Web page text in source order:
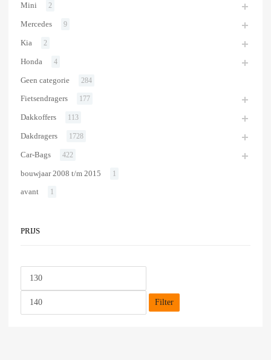
Mini 2
Mercedes 9
Kia 2
Honda 4
Geen categorie 284
Fietsendragers 177
Dakkoffers 113
Dakdragers 1728
Car-Bags 422
bouwjaar 2008 t/m 2015 1
avant 1
PRIJS
Filter